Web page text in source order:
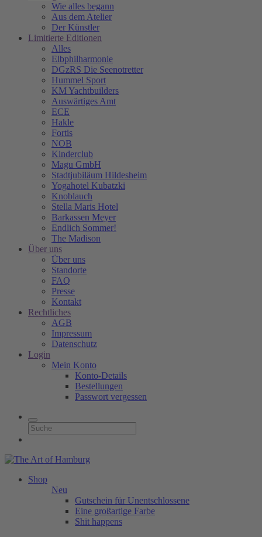
Wie alles begann
Aus dem Atelier
Der Künstler
Limitierte Editionen
Alles
Elbphilharmonie
DGzRS Die Seenotretter
Hummel Sport
KM Yachtbuilders
Auswärtiges Amt
ECE
Hakle
Fortis
NOB
Kinderclub
Magu GmbH
Stadtjubiläum Hildesheim
Yogahotel Kubatzki
Knoblauch
Stella Maris Hotel
Barkassen Meyer
Endlich Sommer!
The Madison
Über uns
Über uns
Standorte
FAQ
Presse
Kontakt
Rechtliches
AGB
Impressum
Datenschutz
Login
Mein Konto
Konto-Details
Bestellungen
Passwort vergessen
Shop
Neu
Gutschein für Unentschlossene
Eine großartige Farbe
Shit happens